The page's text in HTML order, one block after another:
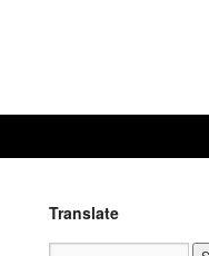
Translate